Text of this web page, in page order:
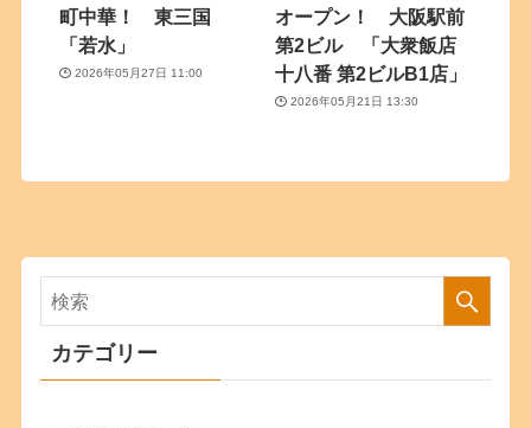
町中華！ 東三国
「若水」
2026年05月27日 11:00
オープン！ 大阪駅前
第2ビル 「大衆飯店
十八番 第2ビルB1店」
2026年05月21日 13:30
カテゴリー